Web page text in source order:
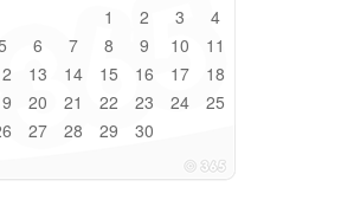
1 2 3 4
6 7 8 9 10 11
13 14 15 16 17 18
20 21 22 23 24 25
27 28 29 30